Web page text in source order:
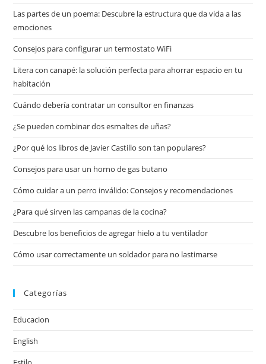
Las partes de un poema: Descubre la estructura que da vida a las
emociones
Consejos para configurar un termostato WiFi
Litera con canapé: la solución perfecta para ahorrar espacio en tu
habitación
Cuándo debería contratar un consultor en finanzas
¿Se pueden combinar dos esmaltes de uñas?
¿Por qué los libros de Javier Castillo son tan populares?
Consejos para usar un horno de gas butano
Cómo cuidar a un perro inválido: Consejos y recomendaciones
¿Para qué sirven las campanas de la cocina?
Descubre los beneficios de agregar hielo a tu ventilador
Cómo usar correctamente un soldador para no lastimarse
Categorías
Educacion
English